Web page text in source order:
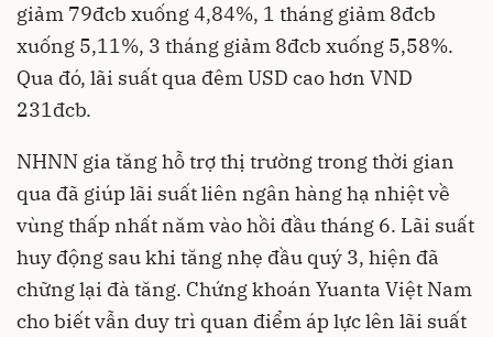
giảm 79đcb xuống 4,84%, 1 tháng giảm 8đcb
xuống 5,11%, 3 tháng giảm 8đcb xuống 5,58%.
Qua đó, lãi suất qua đêm USD cao hơn VND
231đcb.
NHNN gia tăng hỗ trợ thị trường trong thời gian
qua đã giúp lãi suất liên ngân hàng hạ nhiệt về
vùng thấp nhất năm vào hồi đầu tháng 6. Lãi suất
huy động sau khi tăng nhẹ đầu quý 3, hiện đã
chững lại đà tăng. Chứng khoán Yuanta Việt Nam
cho biết vẫn duy trì quan điểm áp lực lên lãi suất